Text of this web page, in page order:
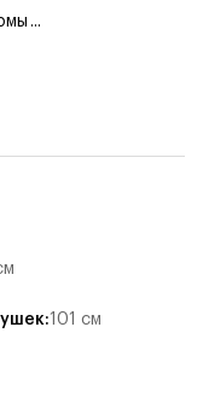
...
:101
см